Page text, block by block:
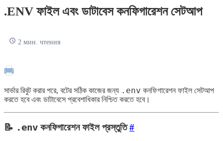
.ENV ফাইল এবং ডাটাবেস কনফিগারেশন সেটআপ
2 мин. чтения
সার্ভার রিবুট করার পরে, বটের সঠিক কাজের জন্য .env কনফিগারেশন ফাইল সেটআপ
করতে হবে এবং ডাটাবেসে প্রবেশাধিকার নিশ্চিত করতে হবে।
📝 .env কনফিগারেশন ফাইল প্রস্তুতি#